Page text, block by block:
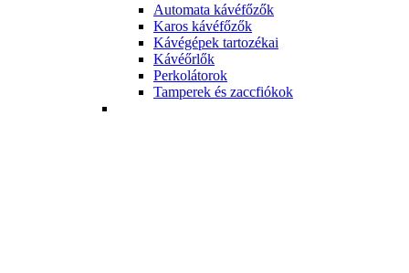
Automata kávéfőzők
Karos kávéfőzők
Kávégépek tartozékai
Kávéőrlők
Perkolátorok
Tamperek és zaccfiókok